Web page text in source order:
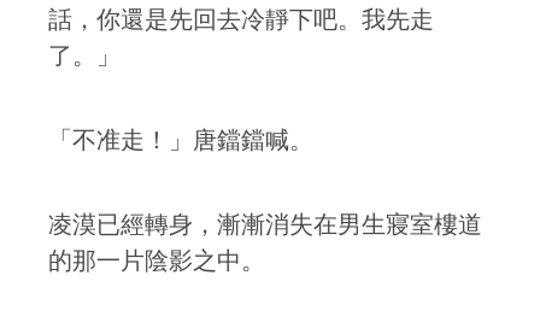
話，你還是先回去冷靜下吧。我先走
了。」
「不准走！」唐鐺鐺喊。
凌漠已經轉身，漸漸消失在男生寢室樓道
的那一片陰影之中。